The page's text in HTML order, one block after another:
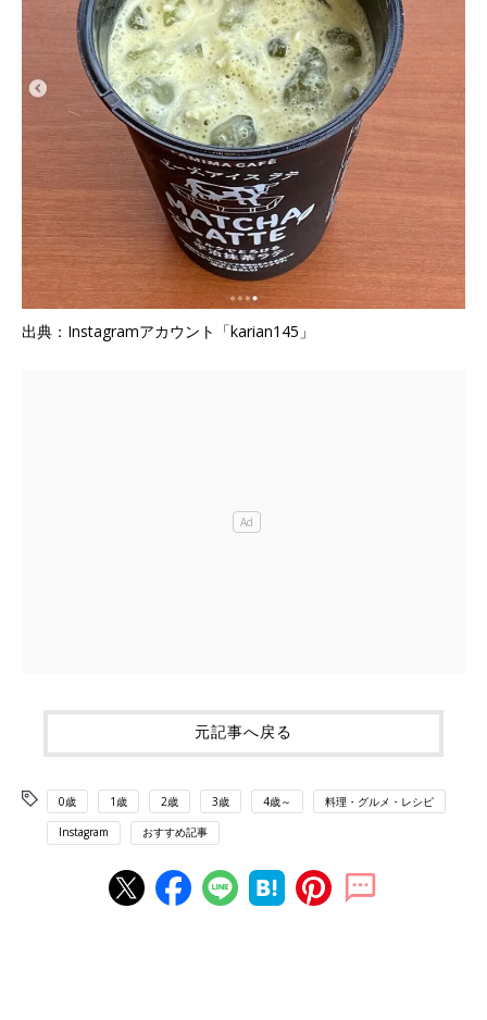
出典：Instagramアカウント「karian145」
元記事へ戻る
0歳 1歳 2歳 3歳 4歳～ 料理・グルメ・レシピ
Instagram おすすめ記事